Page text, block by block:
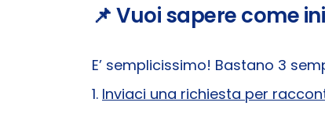
📌 Vuoi sapere come
E’ semplicissimo! Bastano 3
1. Inviaci una richiesta per